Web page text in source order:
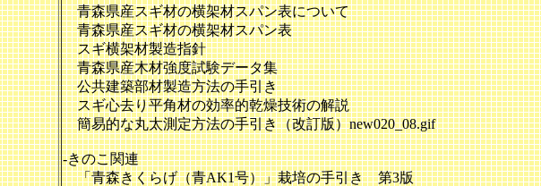
青森県産スギ材の横架材スパン表について
青森県産スギ材の横架材スパン表
スギ横架材製造指針
青森県産木材強度試験データ集
公共建築部材製造方法の手引き
スギ心去り平角材の効率的乾燥技術の解説
簡易的な丸太測定方法の手引き（改訂版）new020_08.gif
-きのこ関連
「青森きくらげ（青AK1号）」栽培の手引き 第3版